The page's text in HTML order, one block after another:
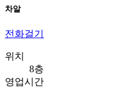
차알
전화걸기
위치
8층
영업시간